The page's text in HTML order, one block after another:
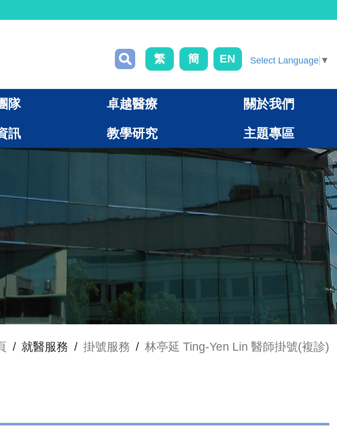
繁 簡 EN Select Language ▼
隊 卓越醫療 關於我們
訊 教學研究 主題專區
/ 就醫服務 / 掛號服務 / 林亭延 Ting-Yen Lin 醫師掛號(複診)